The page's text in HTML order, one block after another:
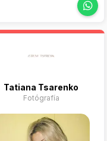
y lleno de
de ser parte
Tatiana Tsarenko
Fotógrafía